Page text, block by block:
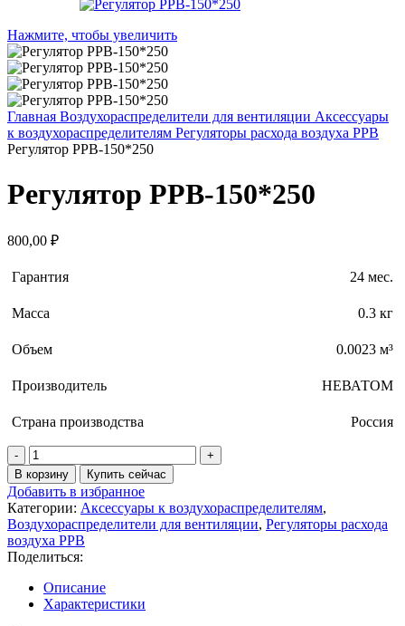
Нажмите, чтобы увеличить
Главная Воздухораспределители для вентиляции Аксессуары
к воздухораспределителям Регуляторы расхода воздуха РРВ
Регулятор РРВ-150*250
Регулятор РРВ-150*250
800,00 ₽
Гарантия 24 мес.
Масса 0.3 кг
Объем 0.0023 м³
Производитель НЕВАТОМ
Страна производства Россия
В корзину Купить сейчас
Добавить в избранное
Категории: Аксессуары к воздухораспределителям,
Воздухораспределители для вентиляции, Регуляторы расхода
воздуха РРВ
Поделиться:
Описание
Характеристики